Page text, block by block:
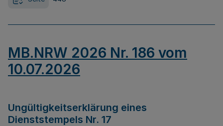
MB.NRW 2026 Nr. 186 vom
10.07.2026
Ungültigkeitserklärung eines
Dienststempels Nr. 17